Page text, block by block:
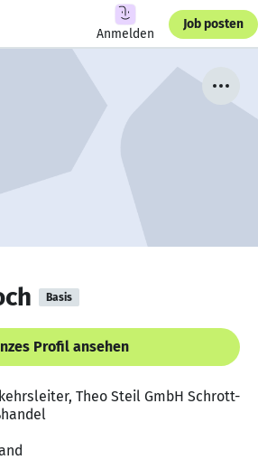
Anmelden
Job posten
Basis
Profil ansehen
Theo Steil GmbH Schrott-